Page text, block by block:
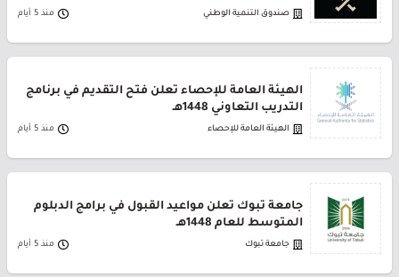
صندوق التنمية الوطني منذ 5 أيام
الهيئة العامة للإحصاء تعلن فتح التقديم في برنامج
التدريب التعاوني 1448هـ
الهيئة العامة للإحصاء منذ 5 أيام
جامعة تبوك تعلن مواعيد القبول في برامج الدبلوم
المتوسط للعام 1448هـ
جامعة تبوك منذ 5 أيام